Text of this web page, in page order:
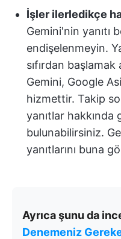
İşler ilerledikçe
Gemini'nin yanıtı
endişelenmeyin.
sıfırdan
Gemini, Google
hizmettir. Takip
yanıtlar hakkında
bulunabilirsiniz.
yanıtlarını buna
Ayrıca şunu da
Denemeniz